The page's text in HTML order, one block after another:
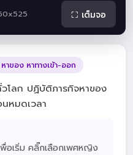
⛶ เต็มจอ
หาของ หาทางเข้า-ออก
โลก ปฏิบัติภารกิจหาของ
หมดเวลา
อเริ่ม คลิ๊กเลือกเพศหญิง